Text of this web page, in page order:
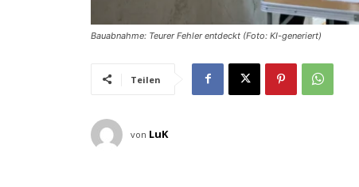
Bauabnahme: Teurer Fehler entdeckt (Foto: KI-generiert)
Teilen
von LuK